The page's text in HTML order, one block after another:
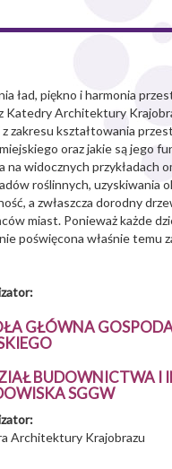
ład, piękno i harmonia
Katedry Architektury
zakresu kształtowania
oraz jakie są jego
widocznych przykładach
roślinnych, uzyskiwania
a zwłaszcza dorodny
miast. Ponieważ każde
poświęcona właśnie temu
GŁÓWNA
BUDOWNICTWA I
SGGW
Architektury Krajobrazu